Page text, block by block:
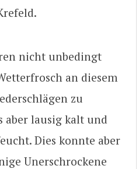
nicht unbedingt
an diesem
zu
aber lausig kalt und
Dies konnte aber
Unerschrockene